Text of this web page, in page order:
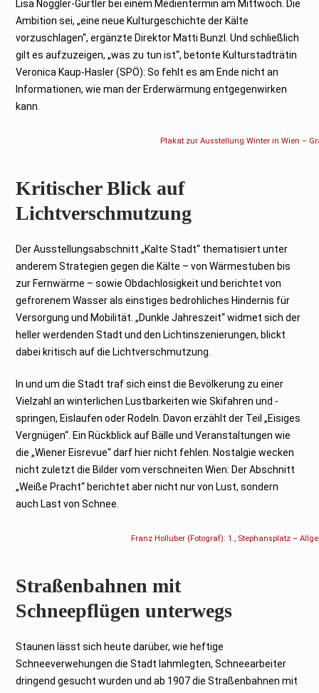
Lisa Noggler-Gürtler bei einem Medientermin am Mittwoch. Die
Ambition sei, „eine neue Kulturgeschichte der Kälte
vorzuschlagen“, ergänzte Direktor Matti Bunzl. Und schließlich
gilt es aufzuzeigen, „was zu tun ist“, betonte Kulturstadträtin
Veronica Kaup-Hasler (SPÖ): So fehlt es am Ende nicht an
Informationen, wie man der Erderwärmung entgegenwirken
kann.
Plakat zur Ausstellung Winter in Wien –
Kritischer Blick auf
Lichtverschmutzung
Der Ausstellungsabschnitt „Kalte Stadt“ thematisiert unter
anderem Strategien gegen die Kälte – von Wärmestuben bis
zur Fernwärme – sowie Obdachlosigkeit und berichtet von
gefrorenem Wasser als einstiges bedrohliches Hindernis für
Versorgung und Mobilität. „Dunkle Jahreszeit“ widmet sich der
heller werdenden Stadt und den Lichtinszenierungen, blickt
dabei kritisch auf die Lichtverschmutzung.
In und um die Stadt traf sich einst die Bevölkerung zu einer
Vielzahl an winterlichen Lustbarkeiten wie Skifahren und -
springen, Eislaufen oder Rodeln. Davon erzählt der Teil „Eisiges
Vergnügen“. Ein Rückblick auf Bälle und Veranstaltungen wie
die „Wiener Eisrevue“ darf hier nicht fehlen. Nostalgie wecken
nicht zuletzt die Bilder vom verschneiten Wien: Der Abschnitt
„Weiße Pracht“ berichtet aber nicht nur von Lust, sondern
auch Last von Schnee.
Franz Holluber (Fotograf): 1., Stephansplatz –
Straßenbahnen mit
Schneepflügen unterwegs
Staunen lässt sich heute darüber, wie heftige
Schneeverwehungen die Stadt lahmlegten, Schneearbeiter
dringend gesucht wurden und ab 1907 die Straßenbahnen mit